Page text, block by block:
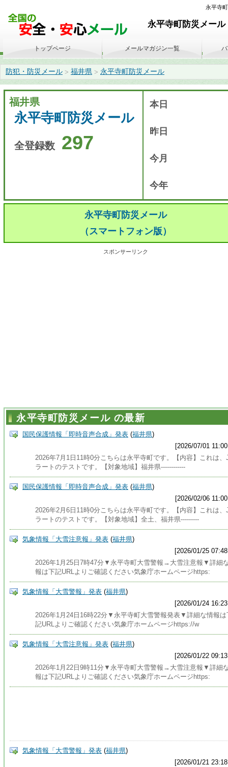
永平寺
永平寺町防災メー
防犯・防災メール > 福井県 > 永平寺町防災メール
福井県
永平寺町防災メール
全登録数 297
本日
昨日
今月
今年
永平寺町防災メール
（スマートフォン版）
スポンサーリンク
永平寺町防災メール の最新
国民保護情報「即時音声合成」発表 (福井県)
[2026/07/01
2026年7月1日11時0分こちらは永平寺町です。【内容】これは、
ラートのテストです。【対象地域】福井県------------
国民保護情報「即時音声合成」発表 (福井県)
[2026/02/06
2026年2月6日11時0分こちらは永平寺町です。【内容】これは、
ラートのテストです。【対象地域】全土、福井県---------
気象情報「大雪注意報」発表 (福井県)
[2026/01/25
2026年1月25日7時47分▼永平寺町大雪警報→大雪注意報▼詳細
報は下記URLよりご確認ください気象庁ホームページhttps:
気象情報「大雪警報」発表 (福井県)
[2026/01/24
2026年1月24日16時22分▼永平寺町大雪警報発表▼詳細な情報は
記URLよりご確認ください気象庁ホームページhttps://w
気象情報「大雪注意報」発表 (福井県)
[2026/01/22
2026年1月22日9時11分▼永平寺町大雪警報→大雪注意報▼詳細
報は下記URLよりご確認ください気象庁ホームページhttps:
気象情報「大雪警報」発表 (福井県)
[2026/01/21
トップページ メールマガジン一覧